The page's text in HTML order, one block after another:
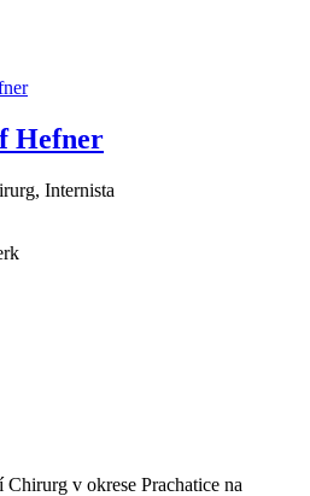
Hefner
Internista
Chirurg v okrese Prachatice na